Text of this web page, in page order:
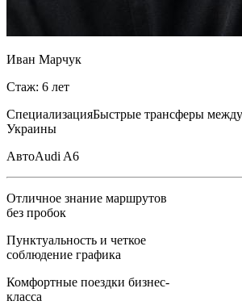
Иван Марчук
Стаж: 6 лет
СпециализацияБыстрые трансферы
Украины
АвтоAudi A6
Отличное знание маршрутов
без пробок
Пунктуальность и четкое
соблюдение графика
Комфортные поездки бизнес-
класса